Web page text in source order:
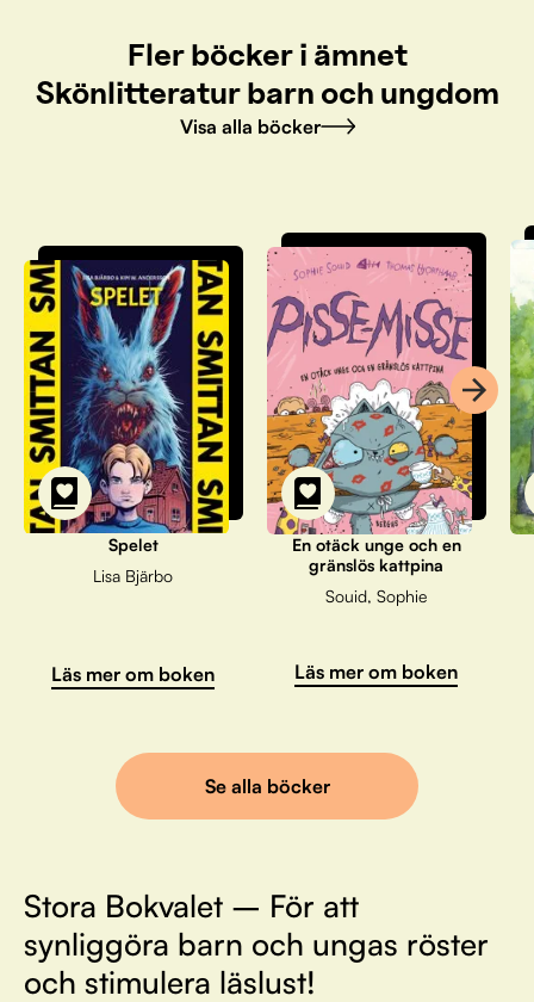
Fler böcker i ämnet
Skönlitteratur barn och ungdom
Visa alla böcker
Spelet
Lisa Bjärbo
Läs mer om boken
En otäck unge och en
gränslös kattpina
Souid, Sophie
Läs mer om boken
Se alla böcker
Stora Bokvalet – För att
synliggöra barn och ungas röster
och stimulera läslust!